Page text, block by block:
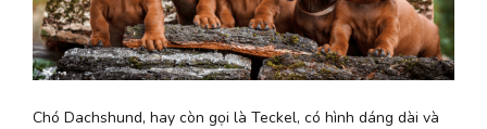
Chó Dachshund, hay còn gọi là Teckel, có hình dáng dài và